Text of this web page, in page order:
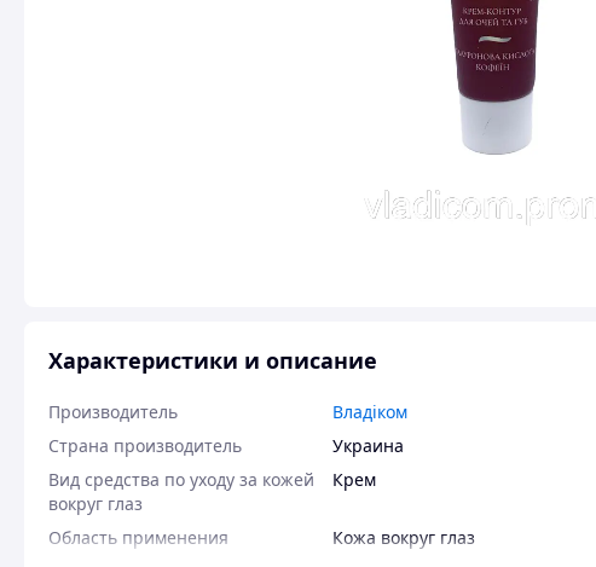
Характеристики и описание
Производитель
Владіком
Страна производитель
Украина
Вид средства по уходу за кожей
вокруг глаз
Крем
Область применения
Кожа вокруг глаз